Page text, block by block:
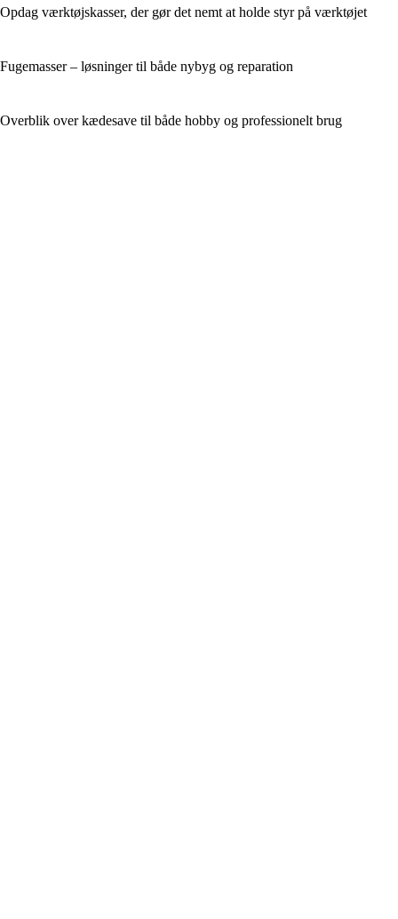
Opdag værktøjskasser, der gør det nemt at holde styr på værktøjet
Fugemasser – løsninger til både nybyg og reparation
Overblik over kædesave til både hobby og professionelt brug